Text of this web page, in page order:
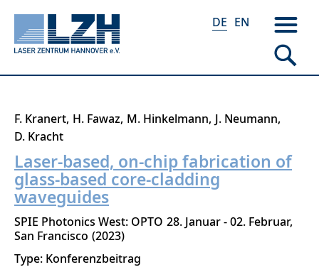
Direkt
zum
Inhalt
DE EN
F. Kranert H. Fawaz M. Hinkelmann J. Neumann
D. Kracht
Laser-based, on-chip fabrication of
glass-based core-cladding
waveguides
SPIE Photonics West: OPTO 28. Januar - 02. Februar
San Francisco 2023
Type: Konferenzbeitrag